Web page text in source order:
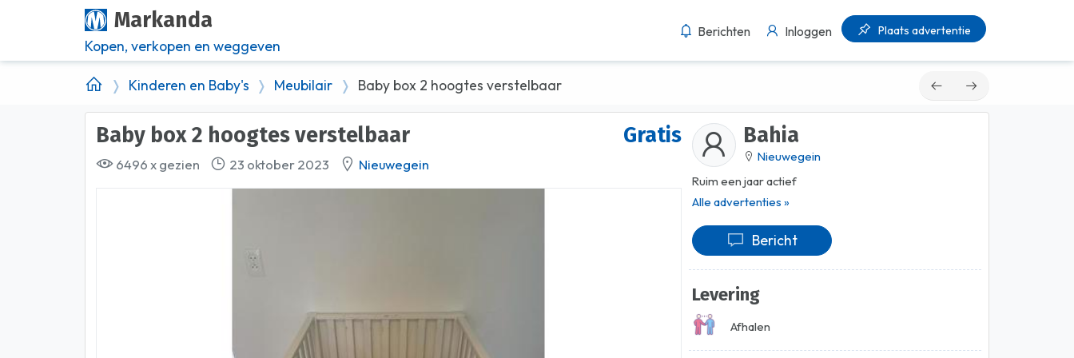
Markanda
Kopen, verkopen en weggeven
Berichten Inloggen Plaats advertentie
Kinderen en Baby's Meubilair Baby box 2 hoogtes verstelbaar
Gratis
Baby box 2 hoogtes verstelbaar
6496 x gezien 23 oktober 2023 Nieuwegein
Bahia
Nieuwegein
Ruim een jaar actief
Alle advertenties »
Bericht
Levering
Afhalen